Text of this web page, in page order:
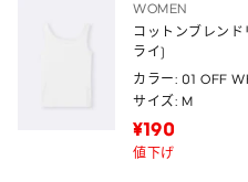
WOMEN
コットンブレン
ライ)
カラー: 01 OFF
サイズ: M
¥190
値下げ